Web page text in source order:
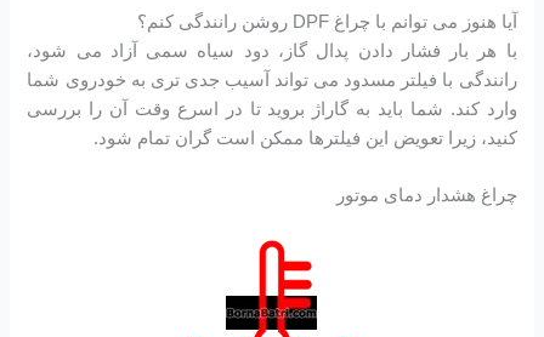
آیا هنوز می توانم با چراغ DPF روشن رانندگی کنم؟
با هر بار فشار دادن پدال گاز، دود سیاه سمی آزاد می شود،
رانندگی با فیلتر مسدود می تواند آسیب جدی تری به خودروی شما
وارد کند. شما باید به گاراژ بروید تا در اسرع وقت آن را بررسی
کنید، زیرا تعویض این فیلترها ممکن است گران تمام شود.
چراغ هشدار دمای موتور